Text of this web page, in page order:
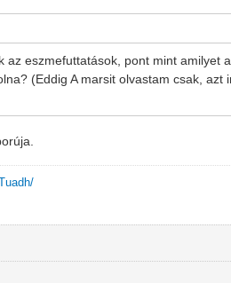
az eszmefuttatások, pont mint amilyet
(Eddig A marsit olvastam csak,